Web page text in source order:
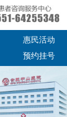
惠民活动
预约挂号